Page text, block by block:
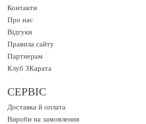
Контакти
Про нас
Відгуки
Правила сайту
Партнерам
Клуб 3Карата
СЕРВІС
Доставка й оплата
Вироби на замовлення